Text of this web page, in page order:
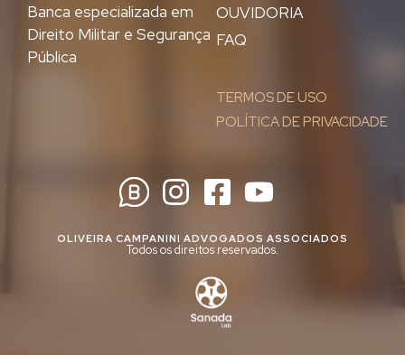
OUVIDORIA
FAQ
TERMOS DE USO
POLÍTICA DE PRIVACIDADE
Banca especializada em
Direito Militar e Segurança
Pública
OLIVEIRA CAMPANINI ADVOGADOS ASSOCIADOS
Todos os direitos reservados.